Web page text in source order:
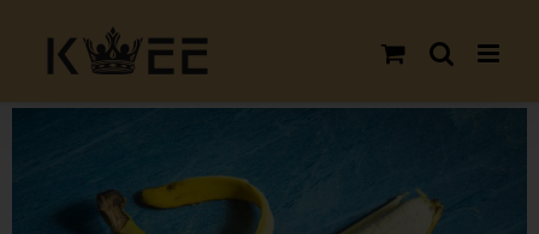
content